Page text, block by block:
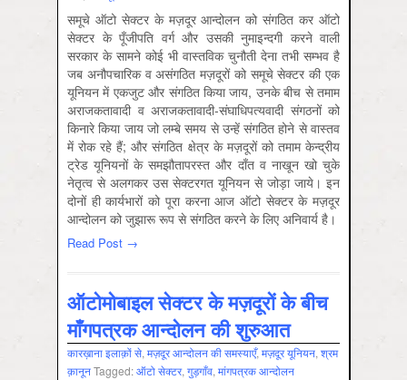
समूचे ऑटो सेक्टर के मज़दूर आन्दोलन को संगठित कर ऑटो
सेक्टर के पूँजीपति वर्ग और उसकी नुमाइन्दगी करने वाली
सरकार के सामने कोई भी वास्तविक चुनौती देना तभी सम्भव है
जब अनौपचारिक व असंगठित मज़दूरों को समूचे सेक्टर की एक
यूनियन में एकजुट और संगठित किया जाय, उनके बीच से तमाम
अराजकतावादी व अराजकतावादी-संघाधिपत्यवादी संगठनों को
किनारे किया जाय जो लम्बे समय से उन्हें संगठित होने से वास्तव
में रोक रहे हैं; और संगठित क्षेत्र के मज़दूरों को तमाम केन्द्रीय
ट्रेड यूनियनों के समझौतापरस्त और दाँत व नाखून खो चुके
नेतृत्व से अलगकर उस सेक्टरगत यूनियन से जोड़ा जाये। इन
दोनों ही कार्यभारों को पूरा करना आज ऑटो सेक्टर के मज़दूर
आन्दोलन को जुझारू रूप से संगठित करने के लिए अनिवार्य है।
Read Post →
ऑटोमोबाइल सेक्टर के मज़दूरों के बीच
माँगपत्रक आन्दोलन की शुरुआत
कारख़ाना इलाक़ों से, मज़दूर आन्दोलन की समस्‍याएँ, मज़दूर यूनियन, श्रम
क़ानूनTagged:ऑटो सेक्‍टर, गुड़गाँव, मांगपत्रक आन्‍दोलन